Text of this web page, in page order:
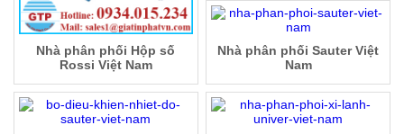
Nhà phân phối Hộp số
Rossi Việt Nam
Nhà phân phối Sauter Việt
Nam